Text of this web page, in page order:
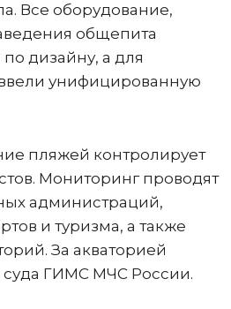
Все оборудование,
общепита
дизайну, а для
унифицированную
пляжей контролирует
Мониторинг проводят
администраций,
и туризма, а также
За акваторией
суда ГИМС МЧС России.